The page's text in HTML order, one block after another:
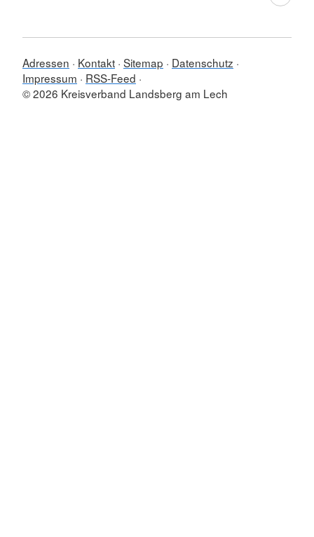
Adressen Kontakt Sitemap
Datenschutz
Impressum
RSS-Feed
© 2026 Kreisverband Landsberg am Lech